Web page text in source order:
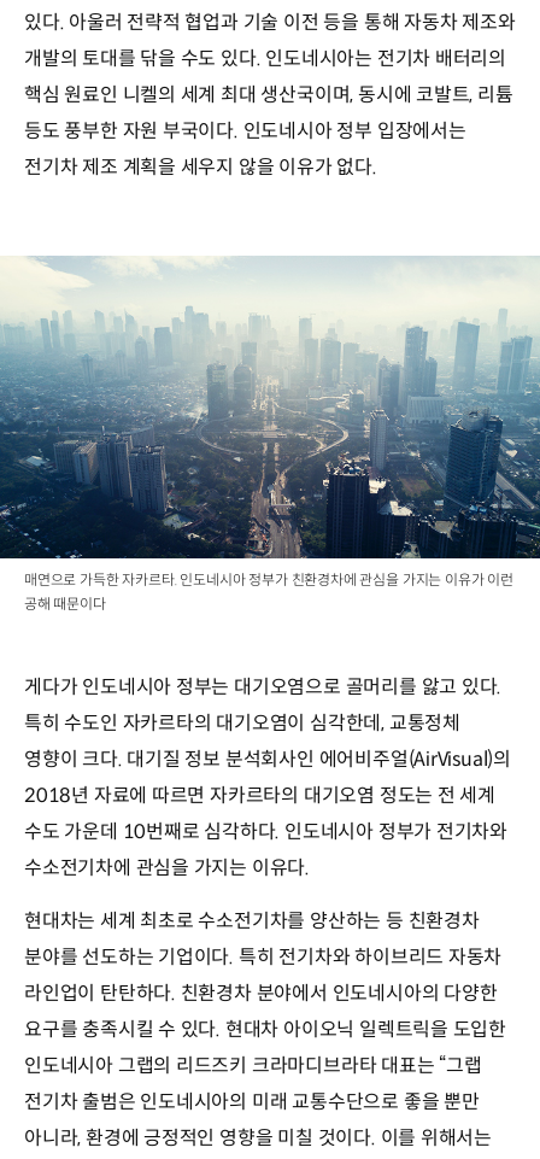
있다. 아울러 전략적 협업과 기술 이전 등을 통해 자동차 제조와
개발의 토대를 닦을 수도 있다. 인도네시아는 전기차 배터리의
핵심 원료인 니켈의 세계 최대 생산국이며, 동시에 코발트, 리튬
등도 풍부한 자원 부국이다. 인도네시아 정부 입장에서는
전기차 제조 계획을 세우지 않을 이유가 없다.
매연으로 가득한 자카르타. 인도네시아 정부가 친환경차에 관심을 가지는 이유가 이런
공해 때문이다
게다가 인도네시아 정부는 대기오염으로 골머리를 앓고 있다.
특히 수도인 자카르타의 대기오염이 심각한데, 교통정체
영향이 크다. 대기질 정보 분석회사인 에어비주얼(AirVisual)의
2018년 자료에 따르면 자카르타의 대기오염 정도는 전 세계
수도 가운데 10번째로 심각하다. 인도네시아 정부가 전기차와
수소전기차에 관심을 가지는 이유다.
현대차는 세계 최초로 수소전기차를 양산하는 등 친환경차
분야를 선도하는 기업이다. 특히 전기차와 하이브리드 자동차
라인업이 탄탄하다. 친환경차 분야에서 인도네시아의 다양한
요구를 충족시킬 수 있다. 현대차 아이오닉 일렉트릭을 도입한
인도네시아 그랩의 리드즈키 크라마디브라타 대표는 “그랩
전기차 출범은 인도네시아의 미래 교통수단으로 좋을 뿐만
아니라, 환경에 긍정적인 영향을 미칠 것이다. 이를 위해서는